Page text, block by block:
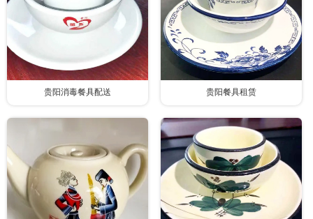
贵阳消毒餐具配送 贵阳餐具租赁